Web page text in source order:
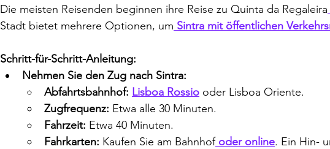
Die meisten Reisenden beginnen ihre Reise zu Quinta da Regaleira
Stadt bietet mehrere Optionen, um Sintra mit öffentlichen
Schritt-für-Schritt-Anleitung:
Nehmen Sie den Zug nach Sintra:
Abfahrtsbahnhof: Lisboa Rossio oder Lisboa Oriente.
Zugfrequenz: Etwa alle 30 Minuten.
Fahrzeit: Etwa 40 Minuten.
Fahrkarten: Kaufen Sie am Bahnhof oder online. Ein Hin-